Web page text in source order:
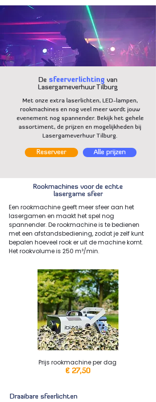
De sfeerverlichting van
Lasergameverhuur Tilburg
Met onze extra laserlichten, LED-lampen,
rookmachines en nog veel meer wordt jouw
evenement nog spannender. Bekijk het gehele
assortiment, de prijzen en mogelijkheden bij
Lasergameverhuur Tilburg.
Reserveer Alle prijzen
Rookmachines voor de echte
lasergame sfeer
Een rookmachine geeft meer sfeer aan het
lasergamen en maakt het spel nog
spannender. De rookmachine is te bedienen
met een afstandsbediening, zodat je zelf kunt
bepalen hoeveel rook er uit de machine komt.
Het rookvolume is 250 m³/min.
Prijs rookmachine per dag
€ 27,50
Draaibare sfeerlichten